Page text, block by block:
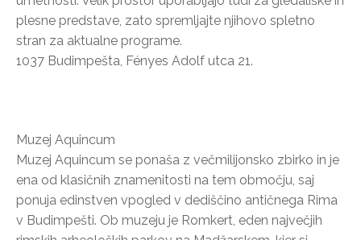
plesne predstave, zato spremljajte njihovo spletno
stran za aktualne programe.
1037 Budimpešta, Fényes Adolf utca 21.
Muzej Aquincum
Muzej Aquincum se ponaša z večmilijonsko zbirko in je
ena od klasičnih znamenitosti na tem območju, saj
ponuja edinstven vpogled v dediščino antičnega Rima
v Budimpešti. Ob muzeju je Romkert, eden največjih